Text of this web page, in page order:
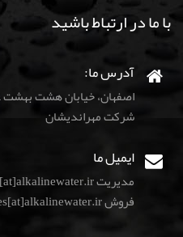
با ما در ارتباط باشید
آدرس ما:
شركت مهرانديشان
ایمیل ما
مدیریت info[at]alkalinewater.ir
فروش sales[at]alkalinewater.ir